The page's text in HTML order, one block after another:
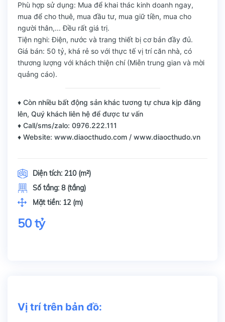
Phù hợp sử dụng: Mua để khai thác kinh doanh ngay,
mua để cho thuê, mua đầu tư, mua giữ tiền, mua cho
người thân,... Đều rất giá trị.
Tiện nghi: Điện, nước và trang thiết bị cơ bản đầy đủ.
Giá bán: 50 tỷ, khá rẻ so với thực tế vị trí căn nhà, có
thương lượng với khách thiện chí (Miễn trung gian và mời
quảng cáo).
♦ Còn nhiều bất động sản khác tương tự chưa kịp đăng
lên, Quý khách liên hệ để được tư vấn
♦ Call/sms/zalo: 0976.222.111
♦ Website: www.diaocthudo.com / www.diaocthudo.vn
Diện tích: 210 (m²)
Số tầng: 8 (tầng)
Mặt tiền: 12 (m)
50 tỷ
Vị trí trên bản đồ: